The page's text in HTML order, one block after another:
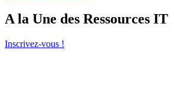
A la Une des Ressources IT
Inscrivez-vous !